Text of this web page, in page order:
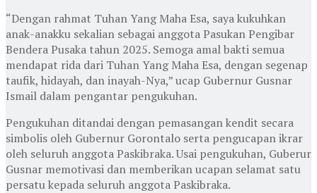
“Dengan rahmat Tuhan Yang Maha Esa, saya kukuhkan
anak-anakku sekalian sebagai anggota Pasukan Pengibar
Bendera Pusaka tahun 2025. Semoga amal bakti semua
mendapat rida dari Tuhan Yang Maha Esa, dengan segenap
taufik, hidayah, dan inayah-Nya,” ucap Gubernur Gusnar
Ismail dalam pengantar pengukuhan.
Pengukuhan ditandai dengan pemasangan kendit secara
simbolis oleh Gubernur Gorontalo serta pengucapan ikrar
oleh seluruh anggota Paskibraka. Usai pengukuhan, Guberur
Gusnar memotivasi dan memberikan ucapan selamat satu
persatu kepada seluruh anggota Paskibraka.